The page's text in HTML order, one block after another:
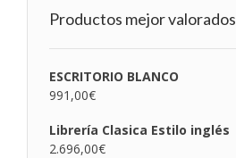
Productos mejor valorados
ESCRITORIO BLANCO
991,00€
Librería Clasica Estilo inglés
2.696,00€